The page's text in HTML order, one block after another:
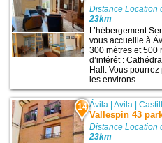
Distance Location
23km
L’hébergement
vous accueille à
300 mètres et 500
d’intérêt :
Hall. Vous
les environs ...
14 Ávila |Avila |
Vallespin 43
Distance Location
23km